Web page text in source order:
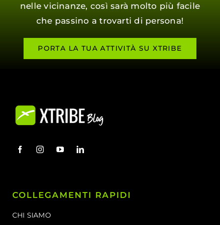
nelle vicinanze, così sarà molto più facile
che passino a trovarti di persona!
PORTA LA TUA ATTIVITÀ SU XTRIBE
COLLEGAMENTI RAPIDI
CHI SIAMO